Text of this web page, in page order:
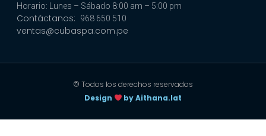
Horario: Lunes – Sábado 8:00 am – 5:00 pm
Contáctanos: 968 650 510
ventas@cubaspa.com.pe
© Todos los derechos reservados
Design
by Aithana.lat